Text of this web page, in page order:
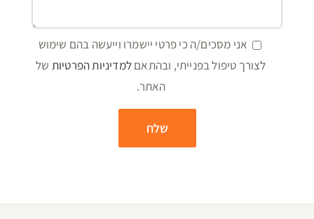
אני מסכים/ה כי פרטי יישמרו וייעשה בהם שימוש
לצורך טיפול בפנייתי, ובהתאםלמדיניות הפרטיות של
האתר.